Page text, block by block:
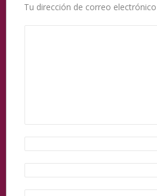
Tu dirección de correo